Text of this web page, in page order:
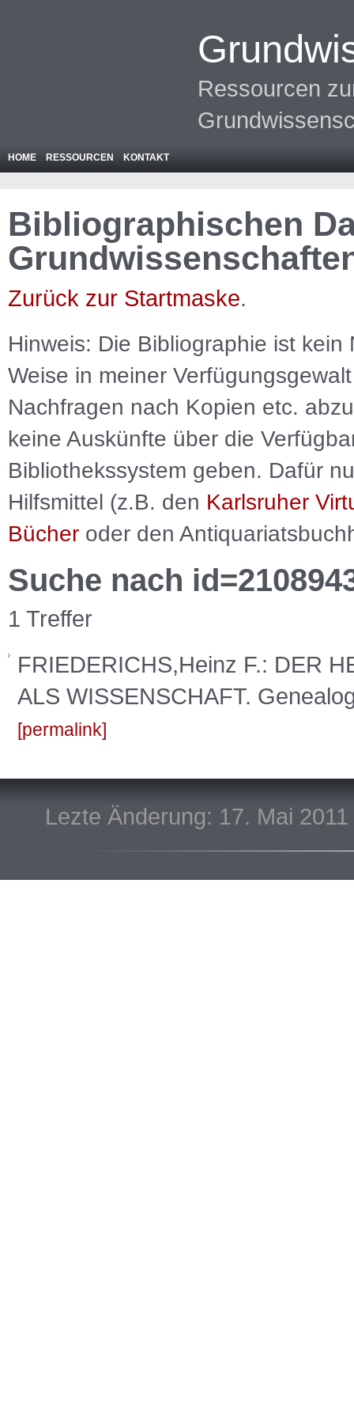
Ressourcen
HOME RESSOURCEN KONTAKT
Bibliographischen
Zurück zur Startmaske.
Hinweis: Die Bibliographie ist kein
Weise in meiner
Nachfragen nach Kopien etc.
keine Auskünfte über die
Bibliothekssystem geben. Dafür
Hilfsmittel (z.B. den Karlsruher
Bücher oder den
Suche nach
1 Treffer
FRIEDERICHS,Heinz F.: DER
ALS WISSENSCHAFT.
permalink
Lezte Änderung: 17. Mai